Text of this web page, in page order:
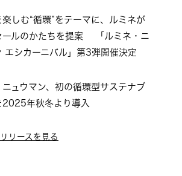
楽しむ“循環”をテーマに、ルミネが
ールのかたちを提案 「ルミネ・ニ
エシカーニバル」第3弾開催決定
ュウマン、初の循環型サステナブ
2025年秋冬より導入
リースを見る